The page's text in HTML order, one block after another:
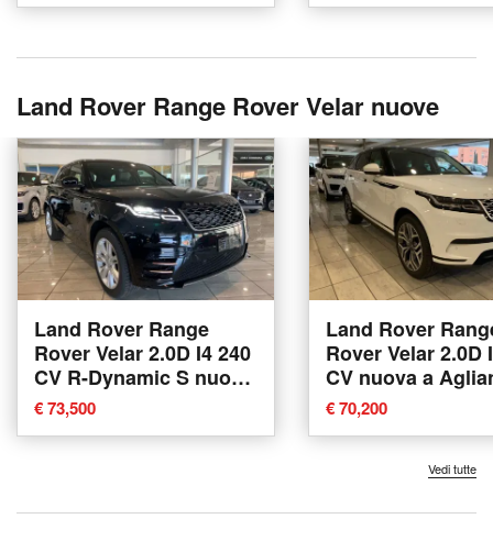
Land Rover Range Rover Velar nuove
Land Rover Range
Rover Velar 2.0D I4 240
CV R-Dynamic S nuova
a Agliana
€ 73,500
Land Rover
Rover Velar 2.0D
CV nuova a
€ 70,200
Vedi tutte